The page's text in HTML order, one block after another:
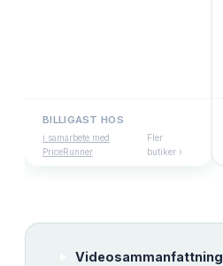
BILLIGAST HOS
i samarbete med
PriceRunner
Fler
butiker ›
Videosammanfattning